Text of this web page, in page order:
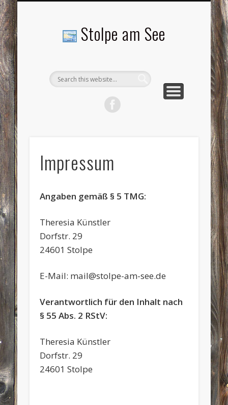
Stolpe am See
Impressum
Angaben gemäß § 5 TMG:
Theresia Künstler
Dorfstr. 29
24601 Stolpe
E-Mail: mail@stolpe-am-see.de
Verantwortlich für den Inhalt nach
§ 55 Abs. 2 RStV:
Theresia Künstler
Dorfstr. 29
24601 Stolpe